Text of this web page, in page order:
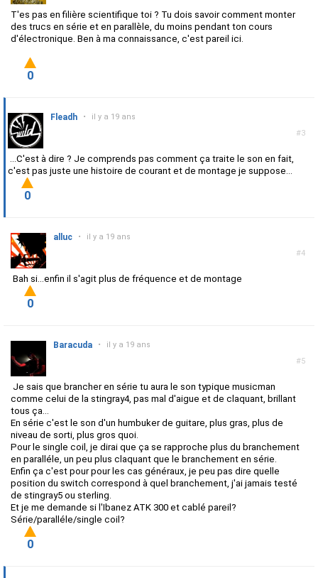
T'es pas en filière scientifique toi ? Tu dois savoir comment monter
des trucs en série et en parallèle, du moins pendant ton cours
d'électronique. Ben à ma connaissance, c'est pareil ici.
0
#3
Fleadh • il y a 19 ans
...C'est à dire ? Je comprends pas comment ça traite le son en fait,
c'est pas juste une histoire de courant et de montage je suppose...
0
#4
alluc • il y a 19 ans
Bah si...enfin il s'agit plus de fréquence et de montage
0
#5
Baracuda • il y a 19 ans
Je sais que brancher en série tu aura le son typique musicman
comme celui de la stingray4, pas mal d'aigue et de claquant, brillant
tous ça...
En série c'est le son d'un humbuker de guitare, plus gras, plus de
niveau de sorti, plus gros quoi.
Pour le single coil, je dirai que ça se rapproche plus du branchement
en paralléle, un peu plus claquant que le branchement en série.
Enfin ça c'est pour pour les cas généraux, je peu pas dire quelle
position du switch correspond à quel branchement, j'ai jamais testé
de stingray5 ou sterling.
Et je me demande si l'Ibanez ATK 300 et cablé pareil?
Série/paralléle/single coil?
0